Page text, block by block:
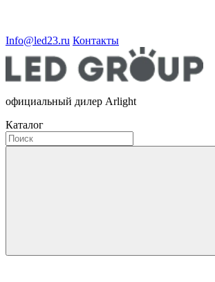
Info@led23.ru Контакты
официальный дилер Arlight
Каталог